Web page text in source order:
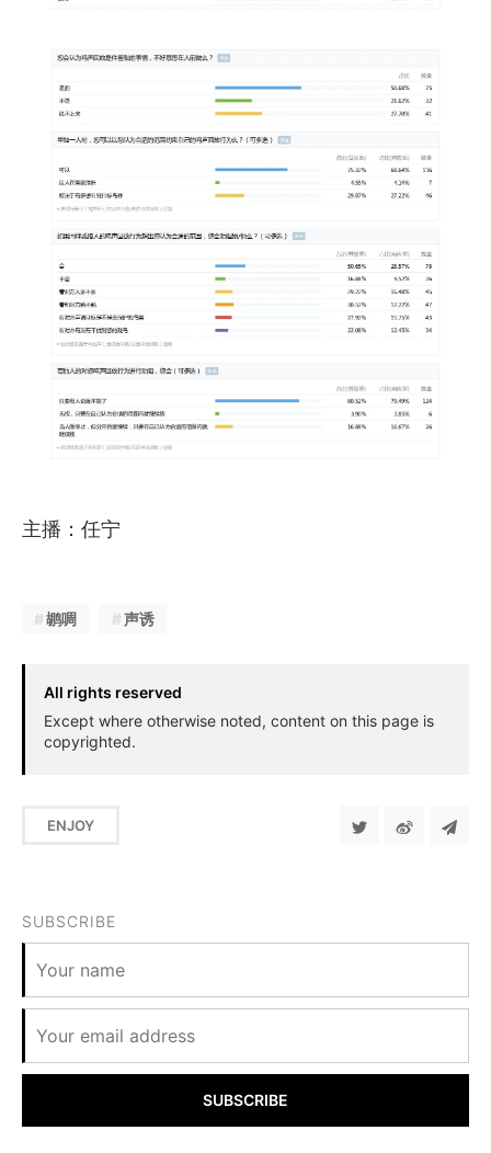
主播：任宁
鹕啁 声诱
All rights reserved
Except where otherwise noted, content on this page is
copyrighted.
ENJOY
SUBSCRIBE
SUBSCRIBE